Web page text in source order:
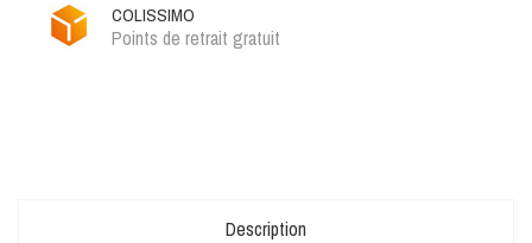
COLISSIMO
Points de retrait gratuit
Description